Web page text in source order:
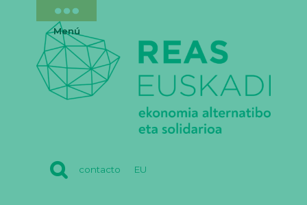
contacto EU
Menú